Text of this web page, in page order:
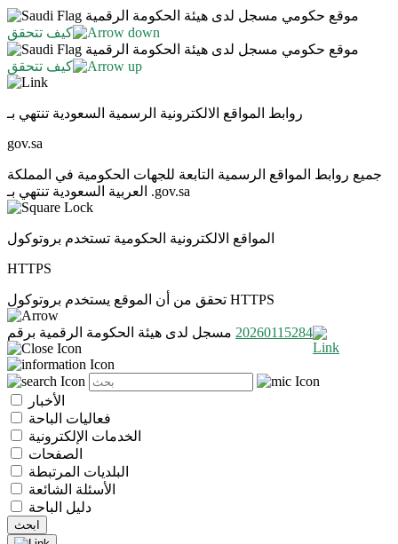
موقع حكومي مسجل لدى هيئة الحكومة الرقمية
كيف تتحقق
موقع حكومي مسجل لدى هيئة الحكومة الرقمية
كيف تتحقق
روابط المواقع الالكترونية الرسمية السعودية تنتهي بـ
gov.sa
جميع روابط المواقع الرسمية التابعة للجهات الحكومية في المملكة
العربية السعودية تنتهي بـ .gov.sa
المواقع الالكترونية الحكومية تستخدم بروتوكول
HTTPS
تحقق من أن الموقع يستخدم بروتوكول HTTPS
مسجل لدى هيئة الحكومة الرقمية برقم 20260115284
الأخبار
فعاليات الباحة
الخدمات الإلكترونية
الصفحات
البلديات المرتبطة
الأسئلة الشائعة
دليل الباحة